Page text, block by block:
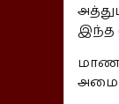
இந்த